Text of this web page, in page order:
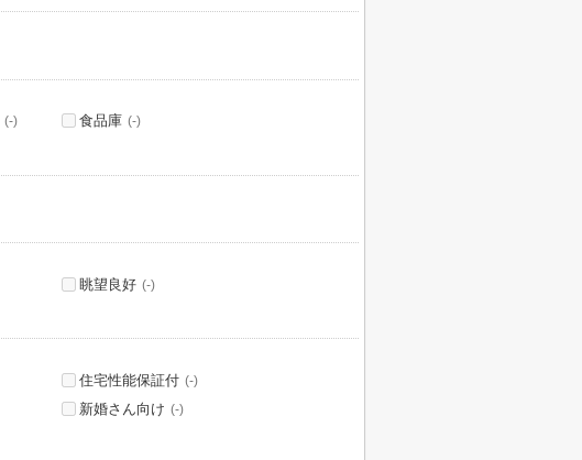
(-) 食品庫 (-)
眺望良好 (-)
住宅性能保証付 (-)
新婚さん向け (-)